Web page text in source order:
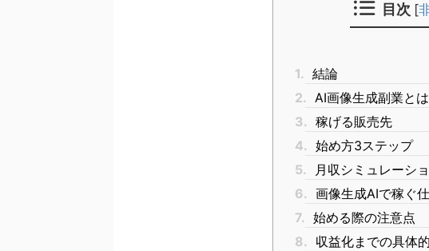
目次 [
1. 結論
2. AI画像生成副業とは
3. 稼げる販売先
4. 始め方3ステップ
5.
月収シミュレーシ
6. 画像生成AIで稼ぐ
7. 始める際の注意点
8. 収益化までの具体